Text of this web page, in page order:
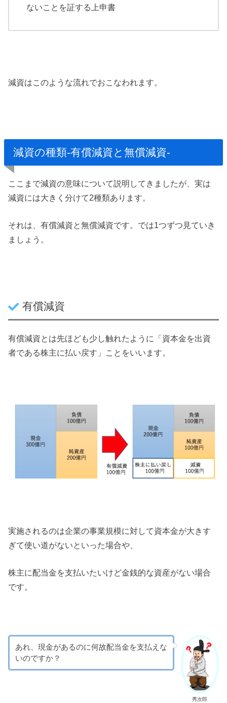
ないことを証する上申書
減資はこのような流れでおこなわれます。
減資の種類-有償減資と無償減資-
ここまで減資の意味について説明してきましたが、実は
減資には大きく分けて2種類あります。
それは、有償減資と無償減資です。 では1つずつ見ていき
ましょう。
有償減資
有償減資とは先ほども少し触れたように「資本金を出資
者である株主に払い戻す」ことをいいます。
実施されるのは企業の事業規模に対して資本金が大きす
ぎて使い道がないといった場合や、
株主に配当金を支払いたいけど金銭的な資産がない場合
です。
秀次郎
あれ、現金があるのに何故配当金を支払えな
いのですか？